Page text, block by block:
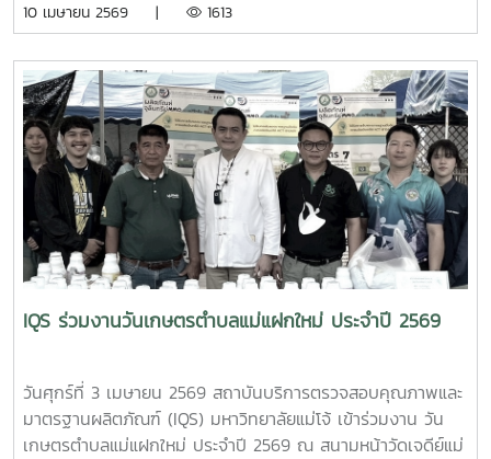
กิจกรรมสำคัญ อาทิ การรดน้ำดำหัว เพื่อแสดงความเคารพและ
มงคล สร้างขวัญและกำลังใจให้แก่ผู้เข้าร่วมงานเป็นอย่างยิ่ง ขอ
ขอบคุณทุกท่านที่มีส่วนร่วมในการจัดกิจกรรมครั้งนี้ให้สำเร็จ
ลุล่วงไปด้วยดี และร่วมกันสืบสานประเพณีไทยให้คงอยู่สืบไป
#IQS #ปี๋ใหม่เมือง #สืบสานวัฒนธรรมไทย #สงกรานต์2569
#รดน้ำดำหัว #อนุรักษ์วัฒนธรรม #ล้านนา #กิจกรรมองค์กร
#ความสามัคคี #ThaiCulture
10 เมษายน 2569 | 1613
IQS ร่วมงานวันเกษตรตำบลแม่แฝกใหม่ ประจำปี 2569
วันศุกร์ที่ 3 เมษายน 2569 สถาบันบริการตรวจสอบคุณภาพและ
มาตรฐานผลิตภัณฑ์ (IQS) มหาวิทยาลัยแม่โจ้ เข้าร่วมงาน วัน
เกษตรตำบลแม่แฝกใหม่ ประจำปี 2569 ณ สนามหน้าวัดเจดีย์แม่